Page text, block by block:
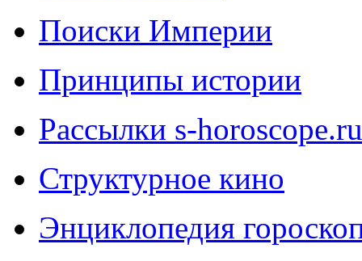
Поиски Империи
Принципы истории
Рассылки s-horoscope.ru
Структурное кино
Энциклопедия